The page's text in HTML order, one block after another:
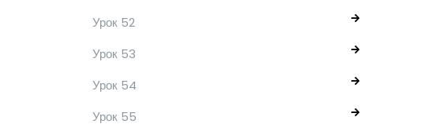
Урок 52
Урок 53
Урок 54
Урок 55